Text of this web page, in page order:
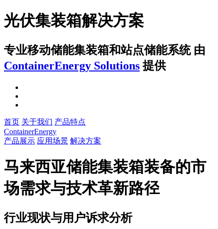
光伏集装箱解决方案
专业移动储能集装箱和站点储能系统 由
ContainerEnergy Solutions 提供
首页 关于我们 产品特点
ContainerEnergy
产品展示 应用场景 解决方案
马来西亚储能集装箱装备的市
场需求与技术革新路径
行业现状与用户诉求分析